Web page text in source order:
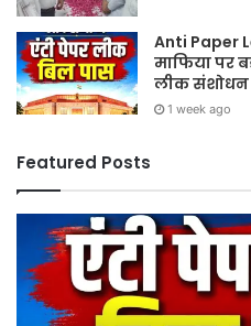
Anti Paper
माफिया पर
लीक संशोधन
1 week ago
Featured Posts
Paper
Leak
Bill
2026: